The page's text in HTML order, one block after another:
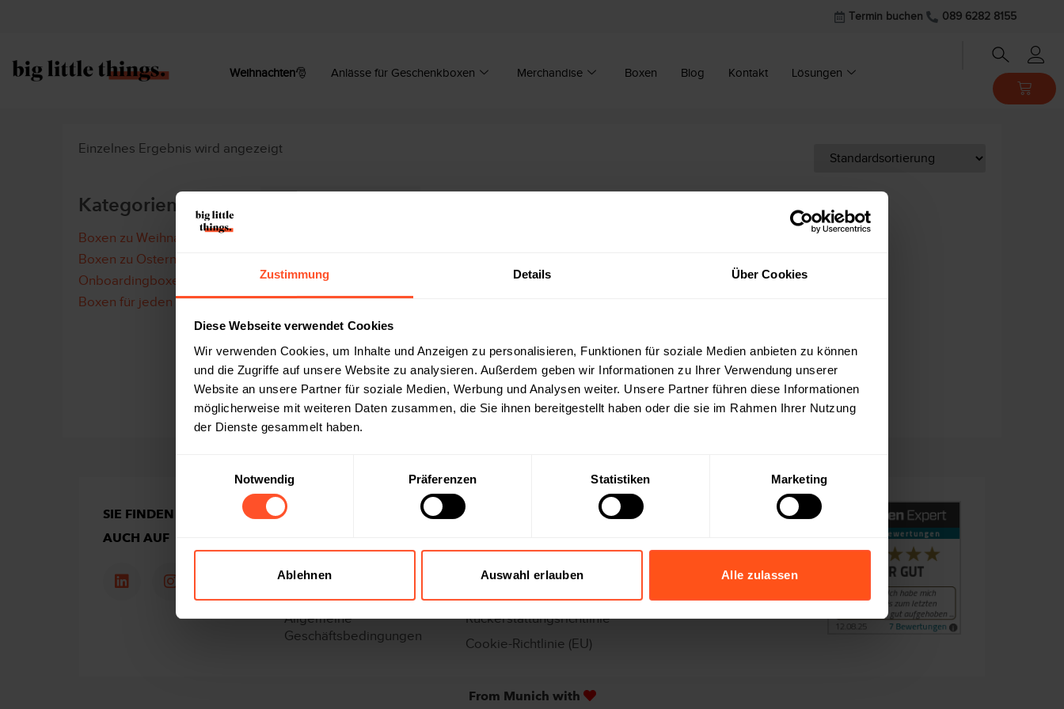
Zustimmung Details Über Cookies
Diese Webseite verwendet Cookies
Wir verwenden Cookies, um Inhalte und Anzeigen zu personalisieren, Funktionen für soziale Medien anbieten zu können
und die Zugriffe auf unsere Website zu analysieren. Außerdem geben wir Informationen zu Ihrer Verwendung unserer
Website an unsere Partner für soziale Medien, Werbung und Analysen weiter. Unsere Partner führen diese Informationen
möglicherweise mit weiteren Daten zusammen, die Sie ihnen bereitgestellt haben oder die sie im Rahmen Ihrer Nutzung
der Dienste gesammelt haben.
Notwendig
Präferenzen Statistiken Marketing
Ablehnen Auswahl erlauben Alle zulassen
Termin buchen 089 6282 8155
Weihnachten🎅 Anlässe für Geschenkboxen Merchandise Boxen Blog Kontakt Lösungen
Einzelnes Ergebnis wird angezeigt
GRUSSKARTE
Kategorien
Boxen zu Weihnachten
Boxen zu Ostern
Onboardingboxen
Boxen für jeden Anlass
SIE FINDEN UNS
AUCH AUF
ÜBER UNS
Versand
Allgemeine
Geschäftsbedingungen
SERVICES
Karriere
Rückerstattungsrichtlinie
Cookie-Richtlinie (EU)
From Munich with